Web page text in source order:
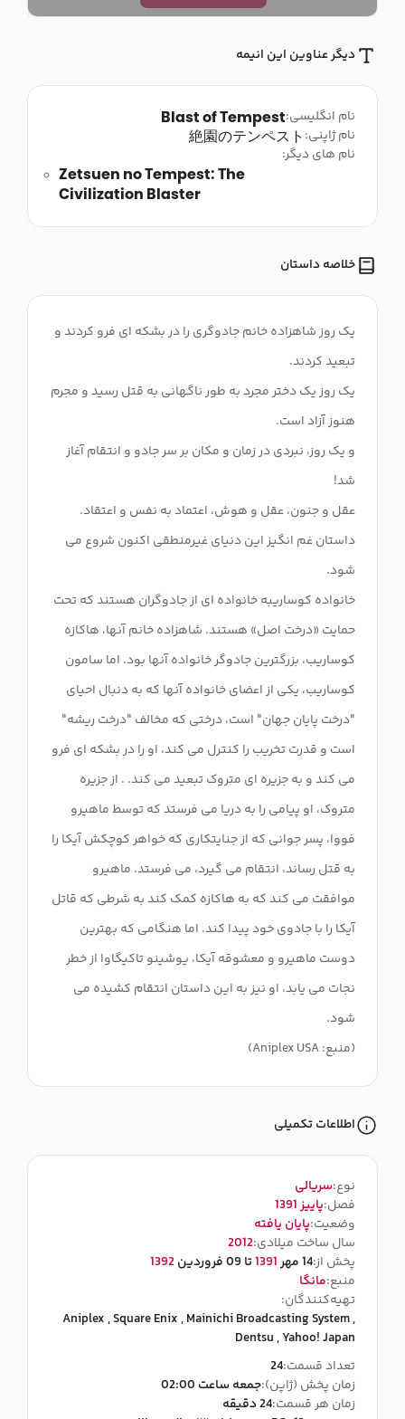
دیگر عناوین این انیمه
نام انگلیسی:Blast of Tempest
نام ژاپنی: 絶園のテンペスト
نام های دیگر:
Zetsuen no Tempest: The
Civilization Blaster
خلاصه داستان
یک روز شاهزاده خانم جادوگری را در بشکه ای فرو کردند و
یک روز یک دختر مجرد به طور ناگهانی به قتل رسید و مجرم
و یک روز، نبردی در زمان و مکان بر سر جادو و انتقام آغاز
داستان غم انگیز این دنیای غیرمنطقی اکنون شروع می
خانواده کوساریبه خانواده ای از جادوگران هستند که تحت
حمایت «درخت اصل» هستند. شاهزاده خانم آنها، هاکازه
کوساریب، بزرگترین جادوگر خانواده آنها بود. اما سامون
کوساریب، یکی از اعضای خانواده آنها که به دنبال احیای
"درخت پایان جهان" است، درختی که مخالف "درخت ریشه"
است و قدرت تخریب را کنترل می کند، او را در بشکه ای فرو
می کند و به جزیره ای متروک تبعید می کند. . از جزیره
متروک، او پیامی را به دریا می فرستد که توسط ماهیرو
فووا، پسر جوانی که از جنایتکاری که خواهر کوچکش آیکا را
به قتل رساند، انتقام می گیرد، می فرستد. ماهیرو
موافقت می کند که به هاکازه کمک کند به شرطی که قاتل
آیکا را با جادوی خود پیدا کند. اما هنگامی که بهترین
دوست ماهیرو و معشوقه آیکا، یوشینو تاکیگاوا از خطر
نجات می یابد، او نیز به این داستان انتقام کشیده می
(منبع: Aniplex USA)
اطلاعات تکمیلی
نوع:سریالی
فصل:پاییز 1391
وضعیت:پایان یافته
سال ساخت میلادی:2012
پخش از:14 مهر 1391تا 09 فروردین
1392
منبع:مانگا
تهیه‌کنندگان:
Aniplex,Square Enix,Mainichi Broadcasting System,
Dentsu,Yahoo! Japan
تعداد قسمت:24
زمان پخش (ژاپن):جمعه ساعت 02:00
زمان هر قسمت:24 دقیقه